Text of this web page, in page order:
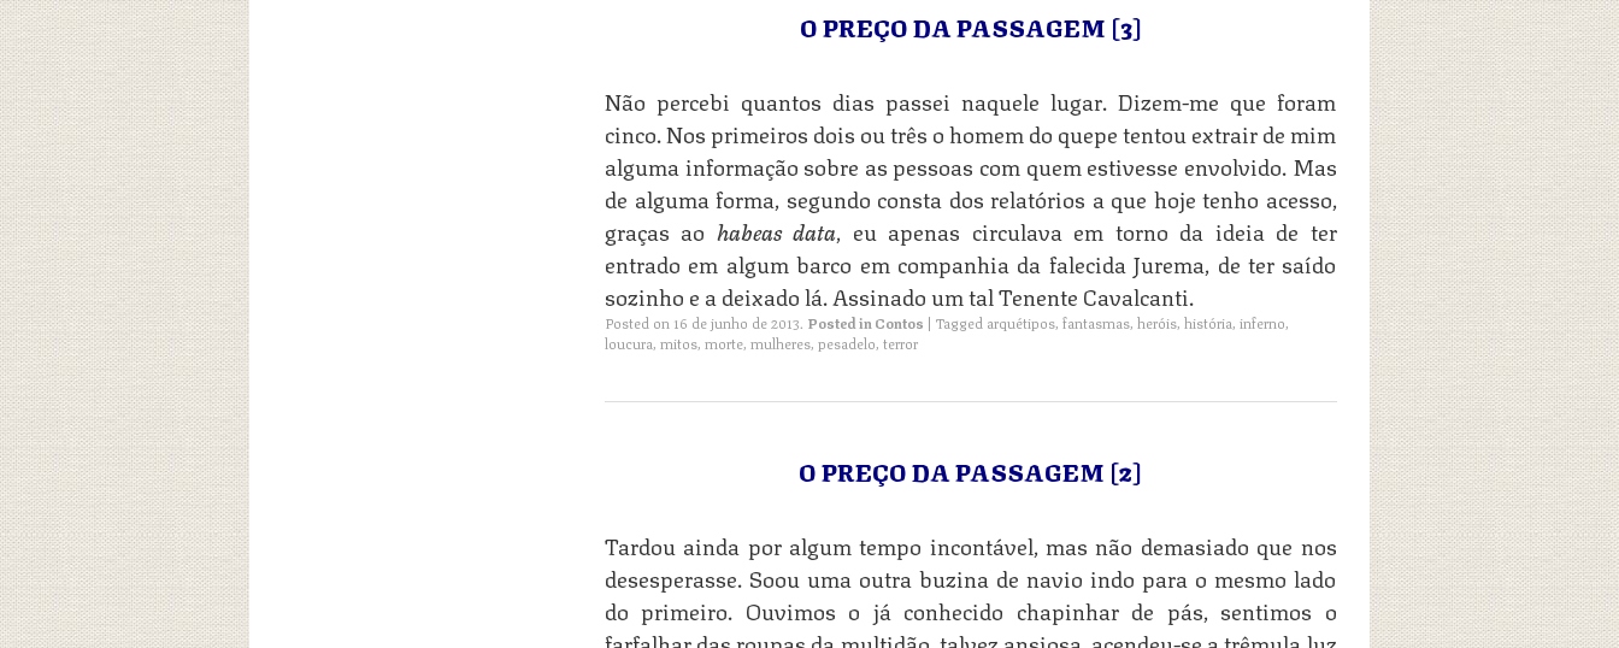
O PREÇO DA PASSAGEM [3]
Não percebi quantos dias passei naquele lugar. Dizem-me que foram
cinco. Nos primeiros dois ou três o homem do quepe tentou extrair de mim
alguma informação sobre as pessoas com quem estivesse envolvido. Mas
de alguma forma, segundo consta dos relatórios a que hoje tenho acesso,
graças ao habeas data, eu apenas circulava em torno da ideia de ter
entrado em algum barco em companhia da falecida Jurema, de ter saído
sozinho e a deixado lá. Assinado um tal Tenente Cavalcanti.
Posted on 16 de junho de 2013. Posted in Contos | Tagged arquétipos, fantasmas, heróis, história, inferno,
loucura, mitos, morte, mulheres, pesadelo, terror
O PREÇO DA PASSAGEM [2]
Tardou ainda por algum tempo incontável, mas não demasiado que nos
desesperasse. Soou uma outra buzina de navio indo para o mesmo lado
do primeiro. Ouvimos o já conhecido chapinhar de pás, sentimos o